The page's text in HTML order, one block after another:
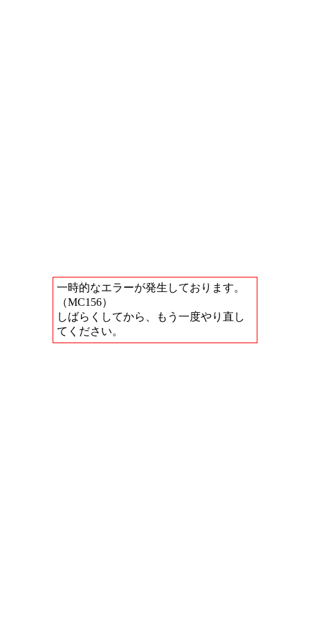
一時的なエラーが発生しております。
（MC156）
しばらくしてから、もう一度やり直し
てください。